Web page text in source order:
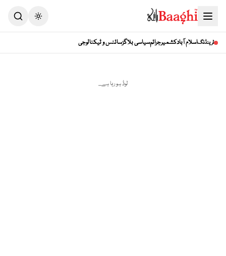
Toggle theme
ٹرینڈنگاسلام آبادکشمیرجرائمسیاسی بلاگزسائنس و ٹیکنالوجی
لوڈ ہو رہا ہے...